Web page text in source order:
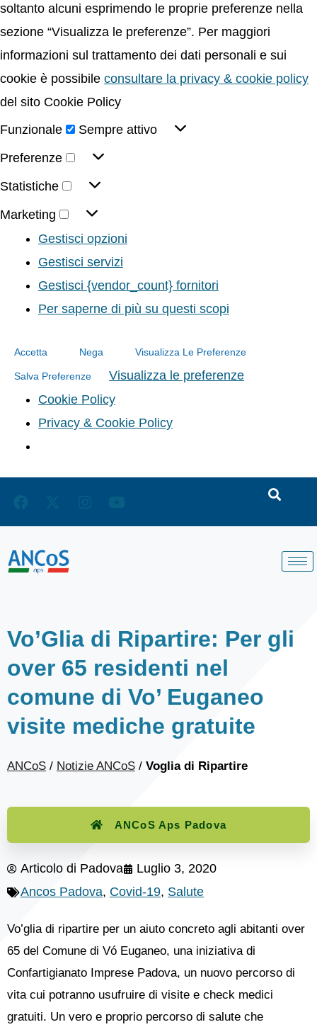
soltanto alcuni esprimendo le proprie preferenze nella
sezione “Visualizza le preferenze”. Per maggiori
informazioni sul trattamento dei dati personali e sui
cookie è possibile consultare la privacy & cookie policy
del sito Cookie Policy
Funzionale
Sempre attivo
Preferenze
Statistiche
Marketing
Gestisci opzioni
Gestisci servizi
Gestisci {vendor_count} fornitori
Per saperne di più su questi scopi
Accetta Nega Visualizza Le Preferenze
Salva Preferenze
Visualizza le preferenze
Cookie Policy
Privacy & Cookie Policy
Vo’Glia di Ripartire: Per gli
over 65 residenti nel
comune di Vo’ Euganeo
visite mediche gratuite
ANCoS / Notizie ANCoS / Voglia di Ripartire
ANCoS Aps Padova
Articolo di Padova
Luglio 3, 2020
Ancos Padova, Covid-19, Salute
Vo’glia di ripartire per un aiuto concreto agli abitanti over
65 del Comune di Vó Euganeo, una iniziativa di
Confartigianato Imprese Padova, un nuovo percorso di
vita cui potranno usufruire di visite e check medici
gratuiti. Un vero e proprio percorso di salute che